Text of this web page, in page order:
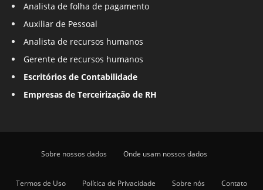
Analista de folha de pagamento
Auxiliar de Pessoal
Analista de recursos humanos
Gerente de recursos humanos
Escritórios de Contabilidade
Empresas de Terceirização de RH
Sobre nossos dados Onde usam nossos dados
Termos de Uso Política de Privacidade Sobre nós Contato